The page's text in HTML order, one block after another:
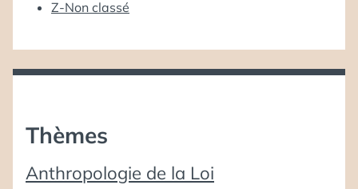
Z-Non classé
Thèmes
Anthropologie de la Loi